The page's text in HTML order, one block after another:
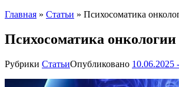
Главная » Статьи » Психосоматика
Психосоматика
Рубрики СтатьиОпубликовано 10.06.2025